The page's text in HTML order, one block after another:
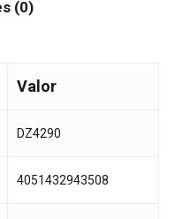
(0)
Valor
DZ4290
4051432943508